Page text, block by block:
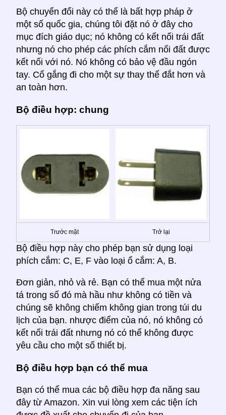
Bộ chuyển đổi này có thể là bất hợp pháp ở
một số quốc gia, chúng tôi đặt nó ở đây cho
mục đích giáo dục; nó không có kết nối trái đất
nhưng nó cho phép các phích cắm nối đất được
kết nối với nó. Nó không có bảo vệ đầu ngón
tay. Cố gắng đi cho một sự thay thế đắt hơn và
an toàn hơn.
Bộ điều hợp: chung
Trước mặt Trở lại
Bộ điều hợp này cho phép bạn sử dụng loại
phích cắm: C, E, F vào loại ổ cắm: A, B.
Đơn giản, nhỏ và rẻ. Bạn có thể mua một nửa
tá trong số đó mà hầu như không có tiền và
chúng sẽ không chiếm không gian trong túi du
lịch của bạn. nhược điểm của nó, nó không có
kết nối trái đất nhưng nó có thể không được
yêu cầu cho một số thiết bị.
Bộ điều hợp bạn có thể mua
Bạn có thể mua các bộ điều hợp đa năng sau
đây từ Amazon. Xin vui lòng xem các tiện ích